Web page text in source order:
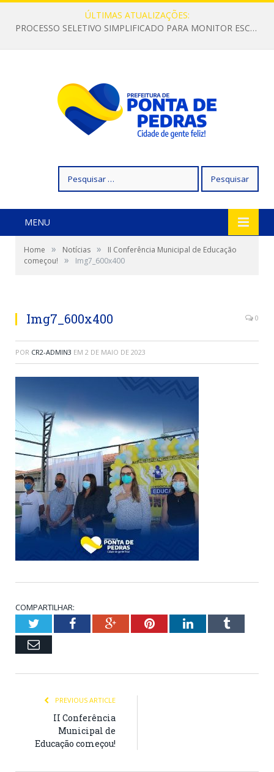
ÚLTIMAS ATUALIZAÇÕES:
PROCESSO SELETIVO SIMPLIFICADO PARA MONITOR ESCOLAR
por:
MENU
Home » Notícias »
II Conferência Municipal de Educação
começou!
» Img7_600x400
Img7_600x400 0
POR CR2-ADMIN3 EM 2 DE MAIO DE 2023
COMPARTILHAR:
TwitterFacebookGoogle+PinterestLinkedInTumblr
Email
PREVIOUS ARTICLE
II Conferência
Municipal de
Educação começou!